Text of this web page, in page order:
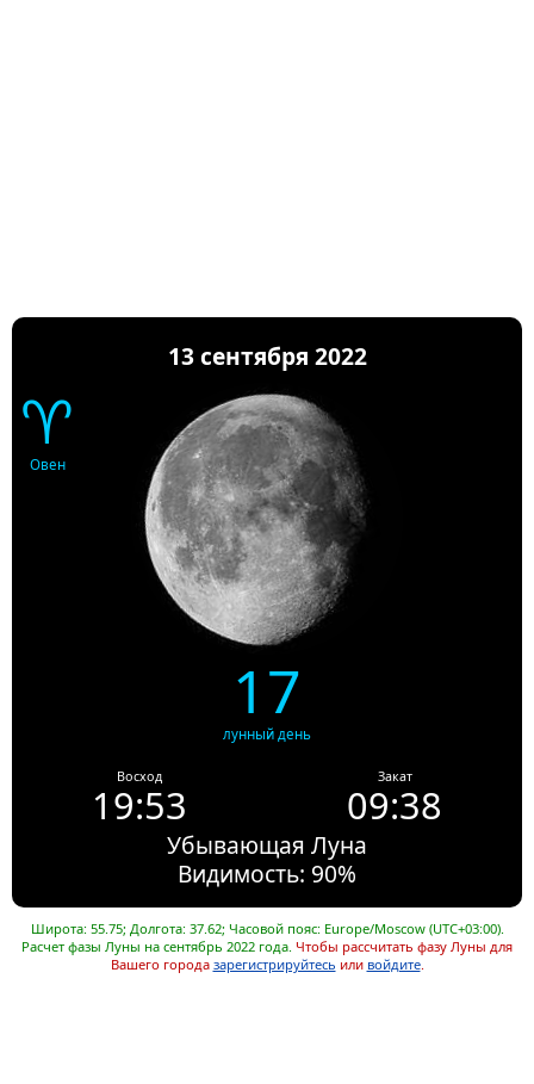
13 сентября 2022
♈
Овен
17
лунный день
Восход
19:53
Закат
09:38
Убывающая Луна
Видимость: 90%
Широта: 55.75; Долгота: 37.62; Часовой пояс: Europe/Moscow (UTC+03:00).
Расчет фазы Луны на сентябрь 2022 года. Чтобы рассчитать фазу Луны для
Вашего города зарегистрируйтесь или войдите.